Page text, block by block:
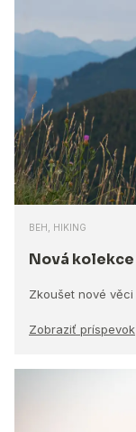
BEH, HIKING
Nová
Zkoušet nové
Zobraziť príspevok